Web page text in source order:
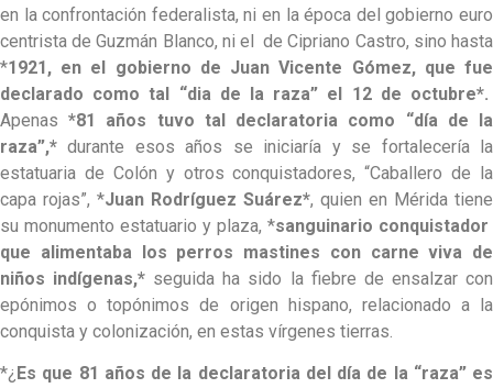
en la confrontación federalista, ni en la época del gobierno euro
centrista de Guzmán Blanco, ni el de Cipriano Castro, sino hasta
*1921, en el gobierno de Juan Vicente Gómez, que fue
declarado como tal “dia de la raza” el 12 de octubre*.
Apenas *81 años tuvo tal declaratoria como “día de la
raza”,* durante esos años se iniciaría y se fortalecería la
estatuaria de Colón y otros conquistadores, “Caballero de la
capa rojas”, *Juan Rodríguez Suárez*, quien en Mérida tiene
su monumento estatuario y plaza, *sanguinario conquistador
que alimentaba los perros mastines con carne viva de
niños indígenas,* seguida ha sido la fiebre de ensalzar con
epónimos o topónimos de origen hispano, relacionado a la
conquista y colonización, en estas vírgenes tierras.
*¿ Es que 81 años de la declaratoria del día de la “raza” es